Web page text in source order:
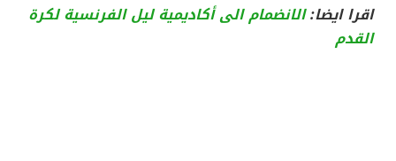
اقرا ايضا:الانضمام الى أكاديمية ليل الفرنسية لكرة
القدم